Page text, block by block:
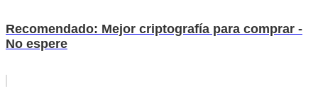
Recomendado: Mejor criptografía para comprar -
No espere